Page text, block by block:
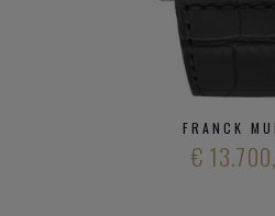
De afwerking en het
horloges en hun grote
industrie. De zorg, het geduld en
onderdeel wordt besteed is
FRANCK
€